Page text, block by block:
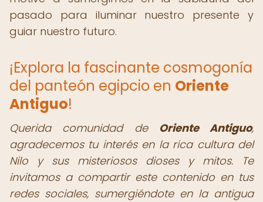
pasado para iluminar nuestro presente y
guiar nuestro futuro.
¡Explora la fascinante cosmogonía
del panteón egipcio en Oriente
Antiguo!
Querida comunidad de Oriente Antiguo,
agradecemos tu interés en la rica cultura del
Nilo y sus misteriosos dioses y mitos. Te
invitamos a compartir este contenido en tus
redes sociales, sumergiéndote en la antigua